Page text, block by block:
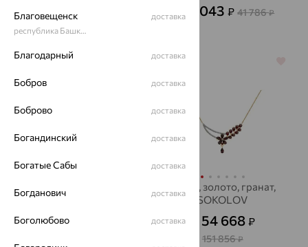
от 44 785
124 403
15 043₽ 41 786₽
64%
SOKOLOV
от 22 438
64%
Колье, золото, гранат,
SOKOLOV
54 668₽
151 856₽
Благовещенск
республика Башкортостан
доставка
Благодарный доставка
Бобров доставка
Боброво доставка
Богандинский доставка
Богатые Сабы доставка
Богданович доставка
Боголюбово доставка